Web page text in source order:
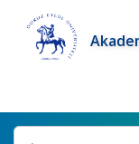
Ara